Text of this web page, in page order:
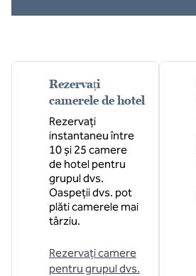
Rezervați
camerele de hotel
Rezervați
instantaneu între
10 și 25 camere
de hotel pentru
grupul dvs.
Oaspeții dvs. pot
plăti camerele mai
târziu.
Rezervați camere
pentru grupul dvs.